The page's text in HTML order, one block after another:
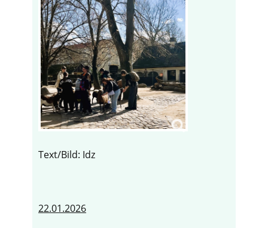
Text/Bild: Idz
22.01.2026